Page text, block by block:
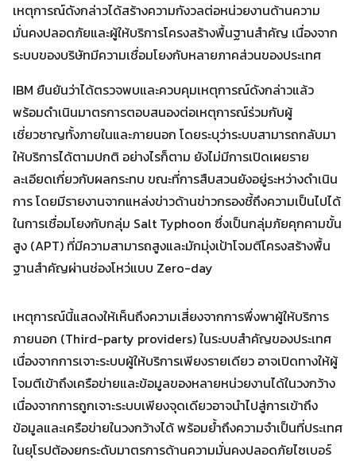
Search
for:
Search
เหตุการณ์ดังกล่าวได้สร้างความกังวลต่อหน่วยงานด้านความ
มั่นคงปลอดภัยและผู้ให้บริการโครงสร้างพื้นฐานสำคัญ เนื่องจาก
ระบบของบริษัทมีความเชื่อมโยงกับหลายภาคส่วนของประเทศ
IBM ยืนยันว่าได้ตรวจพบและควบคุมเหตุการณ์ดังกล่าวแล้ว
พร้อมดำเนินมาตรการตอบสนองต่อเหตุการณ์ร่วมกับผู้
เชี่ยวชาญทั้งภายในและภายนอก โดยระบุว่าระบบสามารถกลับมา
ให้บริการได้ตามปกติ อย่างไรก็ตาม ยังไม่มีการเปิดเผยราย
ละเอียดเกี่ยวกับผลกระทบ ขณะที่การสืบสวนยังอยู่ระหว่างดำเนิน
การ โดยมีรายงานจากแหล่งข่าวด้านข่าวกรองชี้ถึงความเป็นไปได้
ในการเชื่อมโยงกับกลุ่ม Salt Typhoon ซึ่งเป็นกลุ่มภัยคุกคามขั้น
สูง (APT) ที่มีความสามารถสูงและมักมุ่งเป้าโจมตีโครงสร้างพื้น
ฐานสำคัญผ่านช่องโหว่แบบ Zero-day
เหตุการณ์นี้แสดงให้เห็นถึงความเสี่ยงจากการพึ่งพาผู้ให้บริการ
ภายนอก (Third-party providers) ในระบบสำคัญของประเทศ
เนื่องจากการเจาะระบบผู้ให้บริการเพียงรายเดียว อาจเปิดทางให้ผู้
โจมตีเข้าถึงเครือข่ายและข้อมูลของหลายหน่วยงานได้ในวงกว้าง
เนื่องจากการถูกเจาะระบบเพียงจุดเดียวอาจนำไปสู่การเข้าถึง
ข้อมูลและเครือข่ายในวงกว้างได้ พร้อมย้ำถึงความจำเป็นที่ประเทศ
ในยุโรปต้องยกระดับมาตรการด้านความมั่นคงปลอดภัยไซเบอร์